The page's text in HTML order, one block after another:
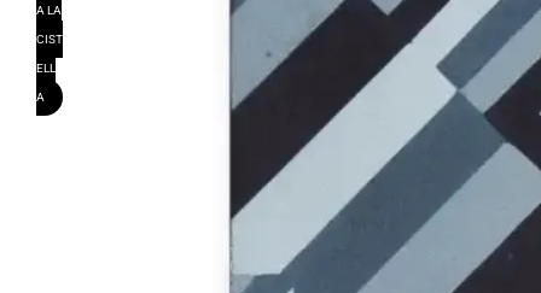
A LA
CIST
ELL
A